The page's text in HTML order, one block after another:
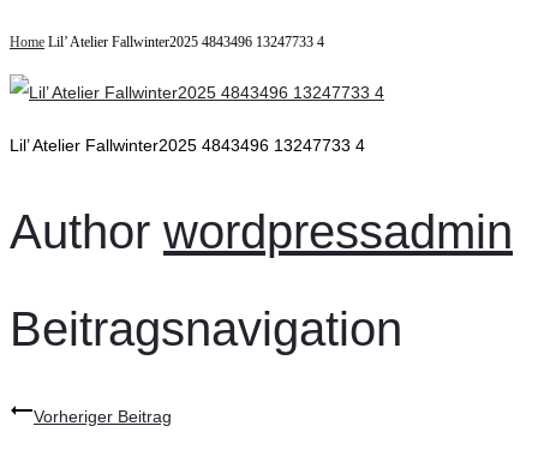
Home Lil’ Atelier Fallwinter2025 4843496 13247733 4
Lil’ Atelier Fallwinter2025 4843496 13247733 4
Author wordpressadmin
Beitragsnavigation
Vorheriger Beitrag